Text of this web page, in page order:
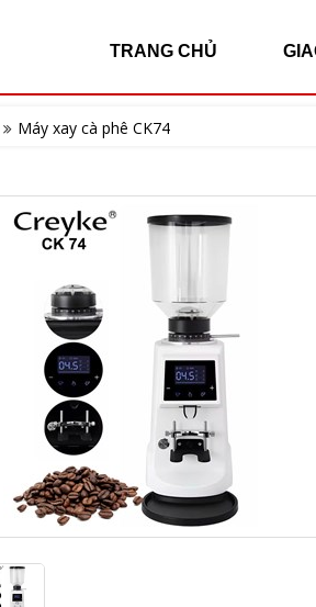
TRANG CHỦ
Máy xay cà phê CK74